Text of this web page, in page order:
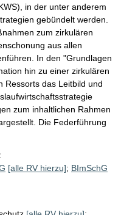
in der unter anderem
gebündelt werden.
zum zirkulären
aus allen
In den "Grundlagen
hin zu einer zirkulären
Ressorts das Leitbild und
zum inhaltlichen Rahmen
Die Federführung
[alle RV hierzu]; BImSchG